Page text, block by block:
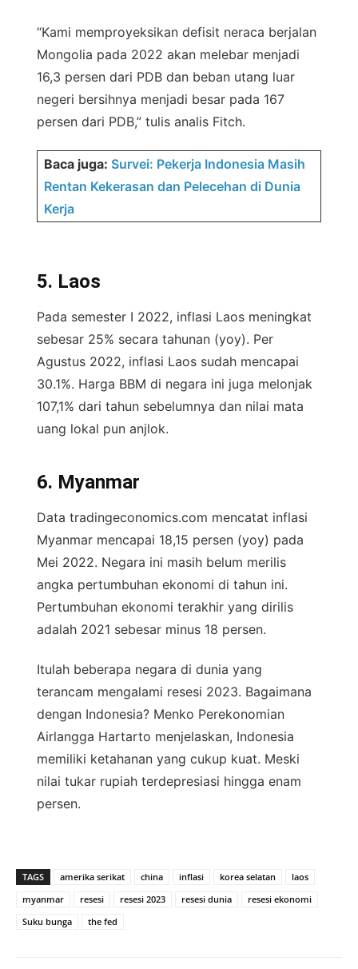
“Kami memproyeksikan defisit neraca berjalan
Mongolia pada 2022 akan melebar menjadi
16,3 persen dari PDB dan beban utang luar
negeri bersihnya menjadi besar pada 167
persen dari PDB,” tulis analis Fitch.
Baca juga: Survei: Pekerja Indonesia Masih
Rentan Kekerasan dan Pelecehan di Dunia
Kerja
5. Laos
Pada semester I 2022, inflasi Laos meningkat
sebesar 25% secara tahunan (yoy). Per
Agustus 2022, inflasi Laos sudah mencapai
30.1%. Harga BBM di negara ini juga melonjak
107,1% dari tahun sebelumnya dan nilai mata
uang lokal pun anjlok.
6. Myanmar
Data tradingeconomics.com mencatat inflasi
Myanmar mencapai 18,15 persen (yoy) pada
Mei 2022. Negara ini masih belum merilis
angka pertumbuhan ekonomi di tahun ini.
Pertumbuhan ekonomi terakhir yang dirilis
adalah 2021 sebesar minus 18 persen.
Itulah beberapa negara di dunia yang
terancam mengalami resesi 2023. Bagaimana
dengan Indonesia? Menko Perekonomian
Airlangga Hartarto menjelaskan, Indonesia
memiliki ketahanan yang cukup kuat. Meski
nilai tukar rupiah terdepresiasi hingga enam
persen.
TAGS amerika serikat china inflasi korea selatan
laos
myanmar
resesi resesi 2023 resesi dunia
resesi ekonomi
Suku bunga
the fed